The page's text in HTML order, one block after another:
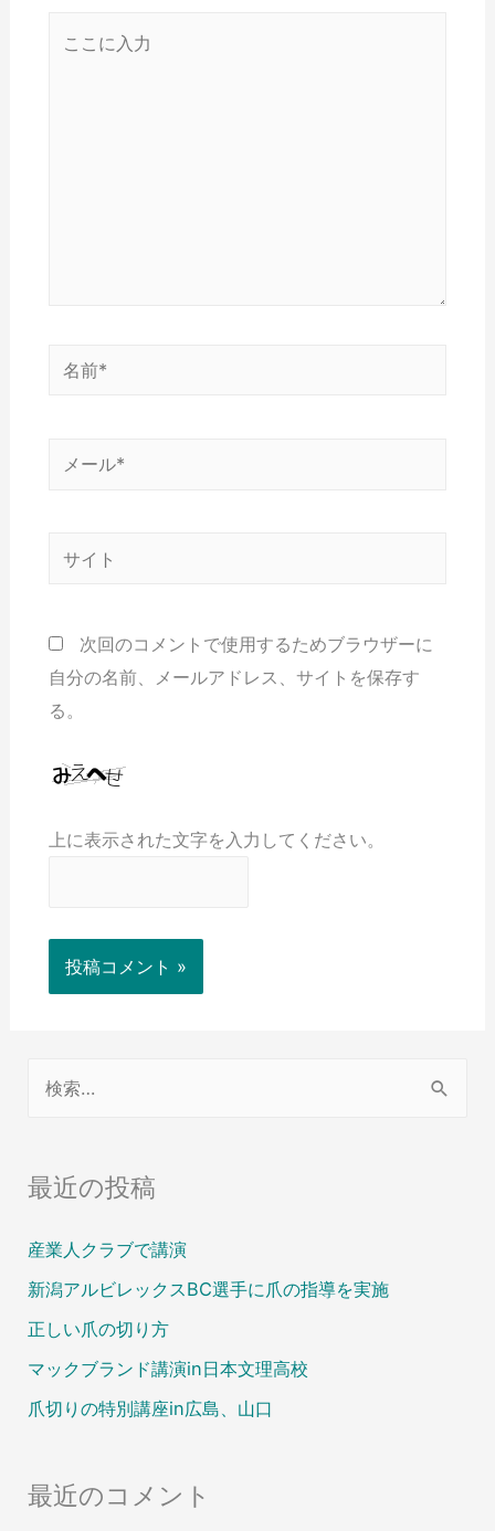
次回のコメントで使用するためブラウザーに
自分の名前、メールアドレス、サイトを保存す
る。
上に表示された文字を入力してください。
最近の投稿
産業人クラブで講演
新潟アルビレックスBC選手に爪の指導を実施
正しい爪の切り方
マックブランド講演in日本文理高校
爪切りの特別講座in広島、山口
最近のコメント